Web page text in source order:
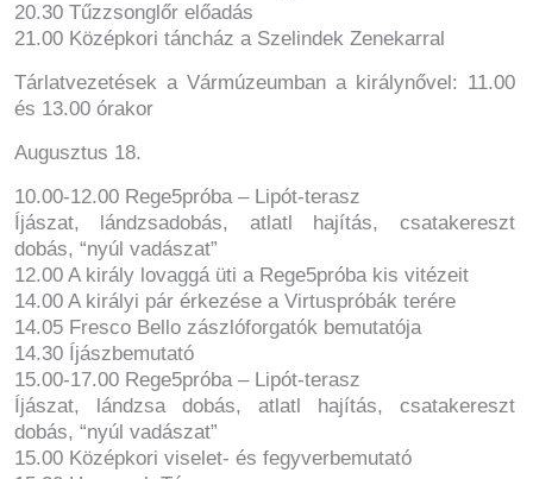
20.30 Tűzzsonglőr előadás
21.00 Középkori táncház a Szelindek Zenekarral
Tárlatvezetések a Vármúzeumban a királynővel: 11.00
és 13.00 órakor
Augusztus 18.
10.00-12.00 Rege5próba – Lipót-terasz
Íjászat, lándzsadobás, atlatl hajítás, csatakereszt
dobás, “nyúl vadászat”
12.00 A király lovaggá üti a Rege5próba kis vitézeit
14.00 A királyi pár érkezése a Virtuspróbák terére
14.05 Fresco Bello zászlóforgatók bemutatója
14.30 Íjászbemutató
15.00-17.00 Rege5próba – Lipót-terasz
Íjászat, lándzsa dobás, atlatl hajítás, csatakereszt
dobás, “nyúl vadászat”
15.00 Középkori viselet- és fegyverbemutató